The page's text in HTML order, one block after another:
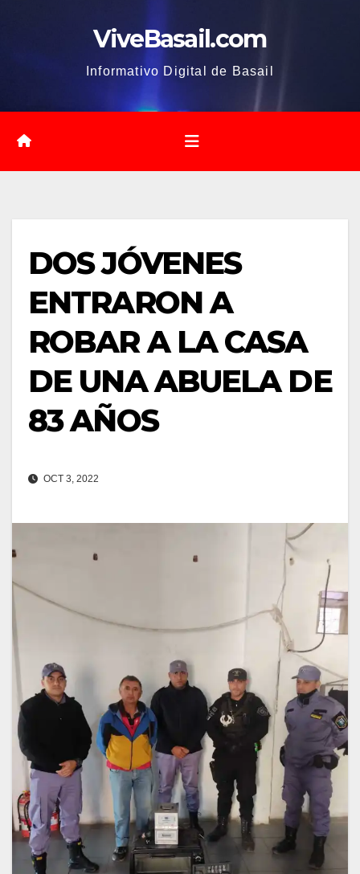
ViveBasail.com
Informativo Digital de Basail
DOS JÓVENES
ENTRARON A
ROBAR A LA CASA
DE UNA ABUELA DE
83 AÑOS
OCT 3, 2022